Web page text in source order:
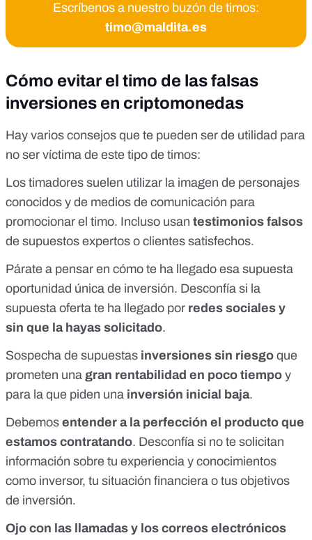
Escríbenos a nuestro buzón de timos:
timo@maldita.es
Cómo evitar el timo de las falsas
inversiones en criptomonedas
Hay varios consejos que te pueden ser de utilidad para
no ser víctima de este tipo de timos:
Los timadores suelen utilizar la imagen de personajes
conocidos y de medios de comunicación para
promocionar el timo. Incluso usan testimonios falsos
de supuestos expertos o clientes satisfechos.
Párate a pensar en cómo te ha llegado esa supuesta
oportunidad única de inversión. Desconfía si la
supuesta oferta te ha llegado por redes sociales y
sin que la hayas solicitado.
Sospecha de supuestas inversiones sin riesgo que
prometen una gran rentabilidad en poco tiempo y
para la que piden una inversión inicial baja.
Debemos entender a la perfección el producto que
estamos contratando. Desconfía si no te solicitan
información sobre tu experiencia y conocimientos
como inversor, tu situación financiera o tus objetivos
de inversión.
Ojo con las llamadas y los correos electrónicos